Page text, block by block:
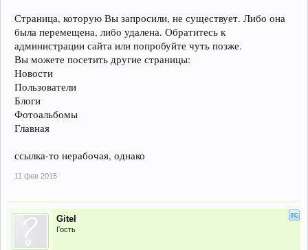
Страница, которую Вы запросили, не существует. Либо она
была перемещена, либо удалена. Обратитесь к
администрации сайта или попробуйте чуть позже.
Вы можете посетить другие страницы:
Новости
Пользователи
Блоги
Фотоальбомы
Главная
ссылка-то нерабочая, однако
11 фев 2015
Gitel
Гость